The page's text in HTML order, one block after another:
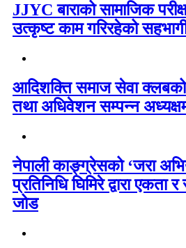
JJYC बाराको सामाजिक
उत्कृष्ट काम गरिरहेको
आदिशक्ति समाज सेवा क्लबको
तथा अधिवेशन सम्पन्न
नेपाली काङ्ग्रेसको ‘जरा
प्रतिनिधि घिमिरे द्वारा
जोड